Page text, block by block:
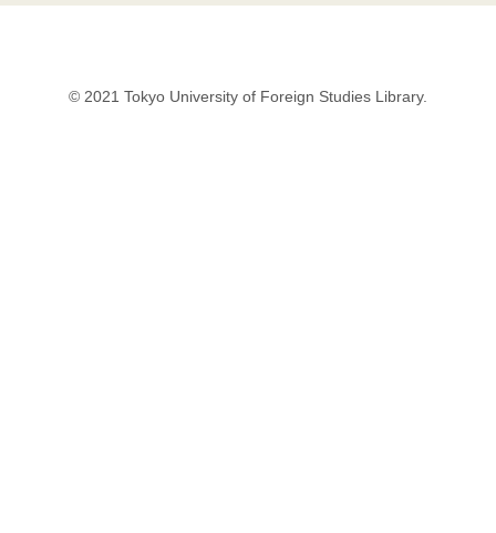
© 2021 Tokyo University of Foreign Studies Library.